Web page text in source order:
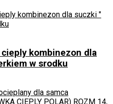
kombinezon dla
w srodku